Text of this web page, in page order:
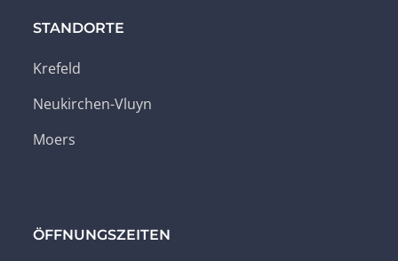
STANDORTE
Krefeld
Neukirchen-Vluyn
Moers
ÖFFNUNGSZEITEN